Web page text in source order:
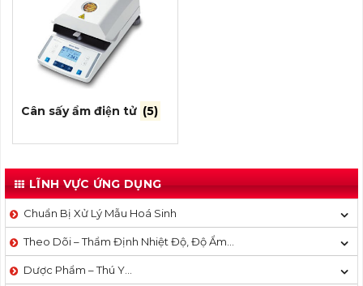
Cân sấy ẩm điện tử (5)
LĨNH VỰC ỨNG DỤNG
Chuẩn Bị Xử Lý Mẫu Hoá Sinh
Theo Dõi – Thẩm Định Nhiệt Độ, Độ Ẩm…
Dược Phẩm – Thú Y…